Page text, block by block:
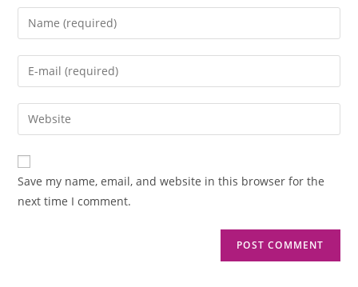
Save my name, email, and website in this browser for the
next time I comment.